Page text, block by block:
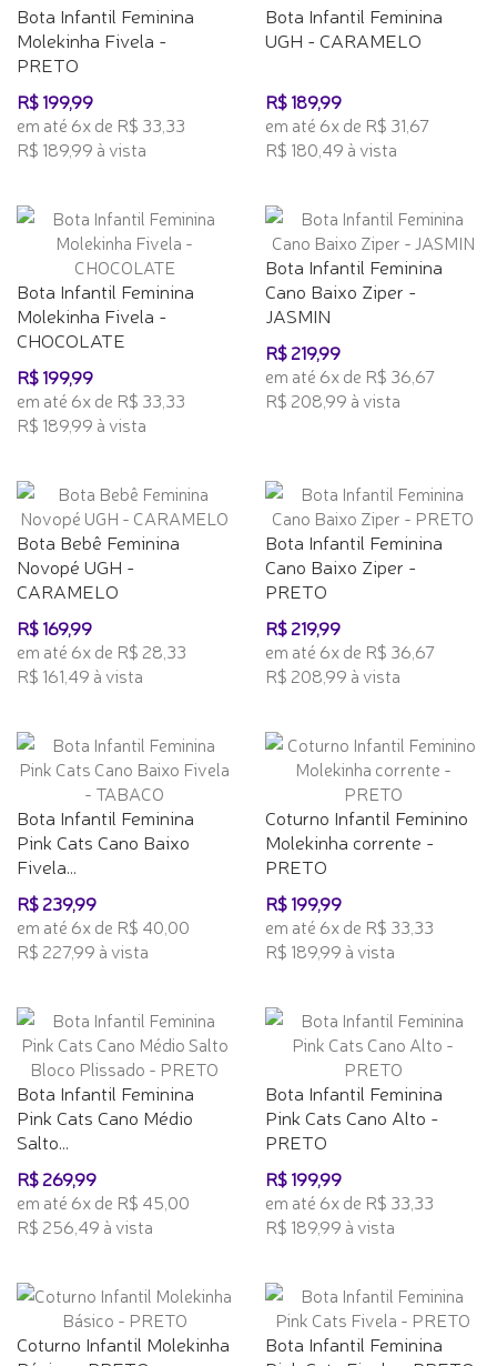
Bota Infantil Feminina
Molekinha Fivela -
PRETO
R$ 199,99
em até 6x de R$ 33,33
R$ 189,99 à vista
Bota Infantil Feminina
UGH - CARAMELO
R$ 189,99
em até 6x de R$ 31,67
R$ 180,49 à vista
Bota Infantil Feminina
Molekinha Fivela -
CHOCOLATE
R$ 199,99
em até 6x de R$ 33,33
R$ 189,99 à vista
Bota Infantil Feminina
Cano Baixo Ziper -
JASMIN
R$ 219,99
em até 6x de R$ 36,67
R$ 208,99 à vista
Bota Bebê Feminina
Novopé UGH -
CARAMELO
R$ 169,99
em até 6x de R$ 28,33
R$ 161,49 à vista
Bota Infantil Feminina
Cano Baixo Ziper -
PRETO
R$ 219,99
em até 6x de R$ 36,67
R$ 208,99 à vista
Bota Infantil Feminina
Pink Cats Cano Baixo
Fivela...
R$ 239,99
em até 6x de R$ 40,00
R$ 227,99 à vista
Coturno Infantil Feminino
Molekinha corrente -
PRETO
R$ 199,99
em até 6x de R$ 33,33
R$ 189,99 à vista
Bota Infantil Feminina
Pink Cats Cano Médio
Salto...
R$ 269,99
em até 6x de R$ 45,00
R$ 256,49 à vista
Bota Infantil Feminina
Pink Cats Cano Alto -
PRETO
R$ 199,99
em até 6x de R$ 33,33
R$ 189,99 à vista
Coturno Infantil Molekinha
Bota Infantil Feminina